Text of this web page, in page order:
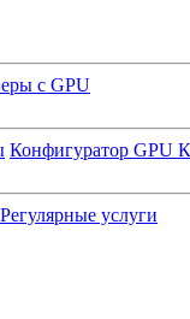
с GPU
Конфигуратор GPU
Регулярные услуги